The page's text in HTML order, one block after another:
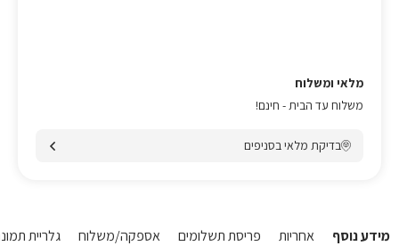
מלאי ומשלוח
משלוח עד הבית - חינם!
בדיקת מלאי בסניפים
מידע נוסף אחריות פריסת תשלומים אספקה/משלוח גלריית